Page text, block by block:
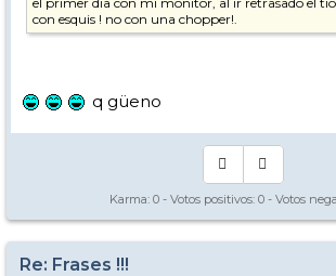
con esquis ! no con una chopper!.
q güeno
Karma: 0 - Votos positivos: 0 - Votos
Re: Frases !!!